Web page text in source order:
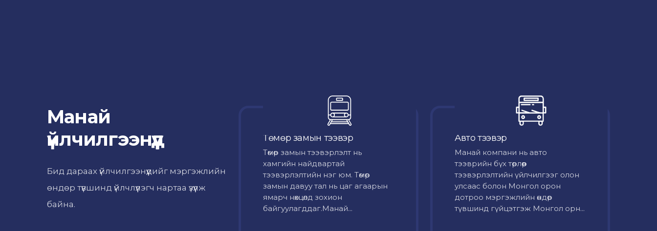
Манай
үйлчилгээнүүд
Бид дараах үйлчилгээнүүдийг мэргэжлийн
өндөр түвшинд үйлчлүүлэгч нартаа үзүүлж
байна.
Төмөр замын тээвэр
Төмөр замын тээвэрлэлт нь
хамгийн найдвартай
тээвэрлэлтийн нэг юм. Төмөр
замын давуу тал нь цаг агаарын
ямарч нөхцөлд зохион
байгуулагддаг.Манай...
Авто тээвэр
Mанай компани нь авто
тээврийн бүх төрлөөр
тээвэрлэлтийн үйлчилгээг олон
улсаас болон Монгол орон
дотроо мэргэжлийн өндөр
түвшинд гүйцэтгэж Монгол орн...